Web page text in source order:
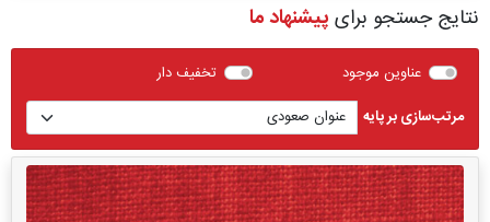
نتایج جستجو برای پیشنهاد ما
عناوین موجود
تخفیف دار
مرتب‌سازی بر پایه